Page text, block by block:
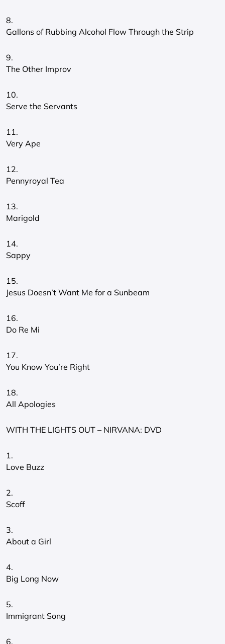
8.
Gallons of Rubbing Alcohol Flow Through the Strip
9.
The Other Improv
10.
Serve the Servants
11.
Very Ape
12.
Pennyroyal Tea
13.
Marigold
14.
Sappy
15.
Jesus Doesn’t Want Me for a Sunbeam
16.
Do Re Mi
17.
You Know You’re Right
18.
All Apologies
WITH THE LIGHTS OUT – NIRVANA: DVD
1.
Love Buzz
2.
Scoff
3.
About a Girl
4.
Big Long Now
5.
Immigrant Song
6.